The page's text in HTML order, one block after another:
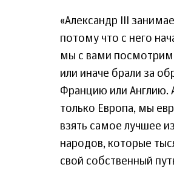
«Александр III
потому что с него
мы с вами посмотрим
или иначе брали за
Францию или Англию.
только Европа, мы
взять самое лучшее
народов, которые
свой собственный